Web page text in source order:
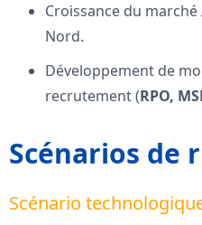
Croissance du marché
Nord.
Développement de
recrutement (RPO,
Scénarios de
Scénario